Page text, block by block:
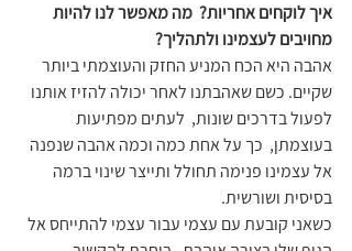
איך לוקחים אחריות?  מה מאפשר לנו להיות
מחויבים לעצמינו ולתהליך?
אהבה היא הכח המניע החזק והעוצמתי ביותר
שקיים. כשם שאהבתנו לאחר יכולה להזיז אותנו
לפעול בדרכים שונות,  לעתים מפתיעות
בעוצמתן,  כך על אחת כמה וכמה אהבה שנפנה
אל עצמינו פנימה תחולל ותייצר שינוי ברמה
בסיסית ושורשית.
כשאני קובעת עם עצמי עבור עצמי להתייחס אל